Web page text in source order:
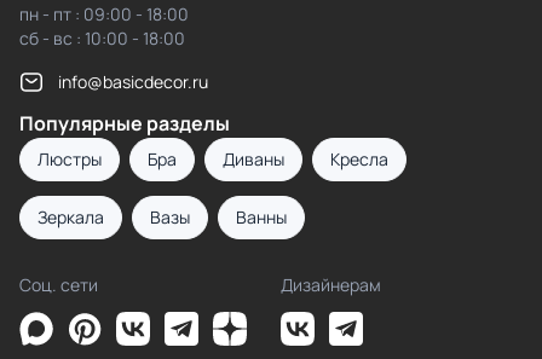
пн - пт : 09:00 - 18:00
сб - вс : 10:00 - 18:00
info@basicdecor.ru
Популярные разделы
Люстры Бра Диваны Кресла
Зеркала Вазы Ванны
Соц. сети Дизайнерам